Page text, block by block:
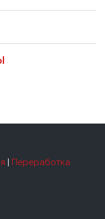
| Переработка